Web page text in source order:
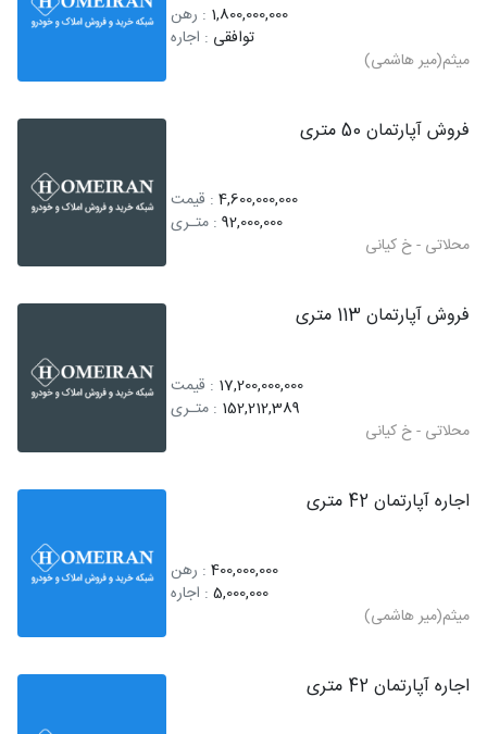
1,800,000,000 : رهن
توافقی : اجاره
میثم(میر هاشمی)
فروش آپارتمان 50 متری
4,600,000,000 : قیمت
92,000,000 : متـری
محلاتی - خ کیانی
فروش آپارتمان 113 متری
17,200,000,000 : قیمت
152,212,389 : متـری
محلاتی - خ کیانی
اجاره آپارتمان 42 متری
400,000,000 : رهن
5,000,000 : اجاره
میثم(میر هاشمی)
اجاره آپارتمان 42 متری